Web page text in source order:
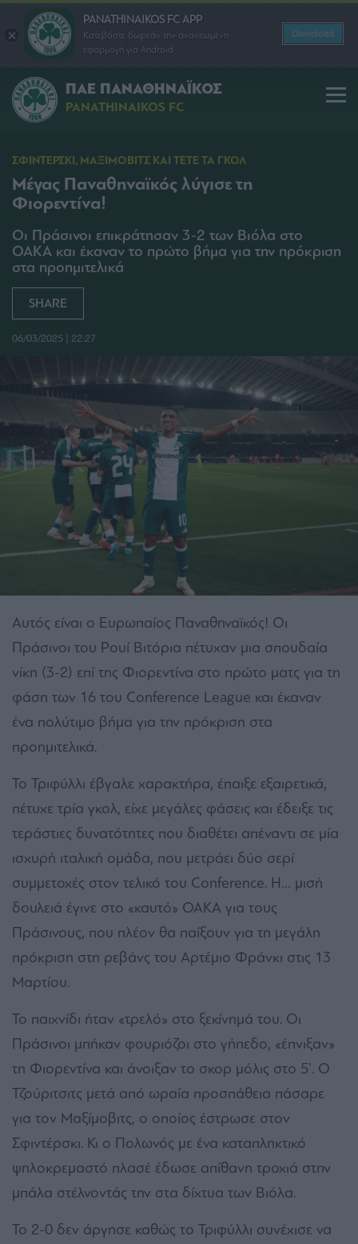
PANATHINAIKOS FC APP
Κατεβάστε δωρεάν την ανανεωμένη
εφαρμογή για Android
Download
ΠΑΕ ΠΑΝΑΘΗΝΑΪΚΟΣ
PANATHINAIKOS FC
ΣΦΙΝΤΕΡΣΚΙ, ΜΑΞΙΜΟΒΙΤΣ ΚΑΙ ΤΕΤΕ ΤΑ ΓΚΟΛ
Μέγας Παναθηναϊκός λύγισε τη
Φιορεντίνα!
Οι Πράσινοι επικράτησαν 3-2 των Βιόλα στο
ΟΑΚΑ και έκαναν το πρώτο βήμα για την πρόκριση
στα προημιτελικά
SHARE
06/03/2025 | 22:27
Αυτός είναι ο Ευρωπαίος Παναθηναϊκός! Οι
Πράσινοι του Ρουί Βιτόρια πέτυχαν μια σπουδαία
νίκη (3-2) επί της Φιορεντίνα στο πρώτο ματς για τη
φάση των 16 του Conference League και έκαναν
ένα πολύτιμο βήμα για την πρόκριση στα
προημιτελικά.
Το Τριφύλλι έβγαλε χαρακτήρα, έπαιξε εξαιρετικά,
πέτυχε τρία γκολ, είχε μεγάλες φάσεις και έδειξε τις
τεράστιες δυνατότητες που διαθέτει απέναντι σε μία
ισχυρή ιταλική ομάδα, που μετράει δύο σερί
συμμετοχές στον τελικό του Conference. Η… μισή
δουλειά έγινε στο «καυτό» ΟΑΚΑ για τους
Πράσινους, που πλέον θα παίξουν για τη μεγάλη
πρόκριση στη ρεβάνς του Αρτέμιο Φράνκι στις 13
Μαρτίου.
Το παιχνίδι ήταν «τρελό» στο ξεκίνημά του. Οι
Πράσινοι μπήκαν φουριόζοι στο γήπεδο, «έπνιξαν»
τη Φιορεντίνα και άνοιξαν το σκορ μόλις στο 5’. Ο
Τζούριτσιτς μετά από ωραία προσπάθεια πάσαρε
για τον Μαξίμοβιτς, ο οποίος έστρωσε στον
Σφιντέρσκι. Κι ο Πολωνός με ένα καταπληκτικό
ψηλοκρεμαστό πλασέ έδωσε απίθανη τροχιά στην
μπάλα στέλνοντάς την στα δίχτυα των Βιόλα.
Το 2-0 δεν άργησε καθώς το Τριφύλλι συνέχισε να